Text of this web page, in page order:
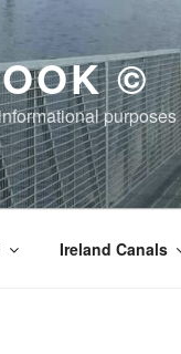
©
Ireland Canals